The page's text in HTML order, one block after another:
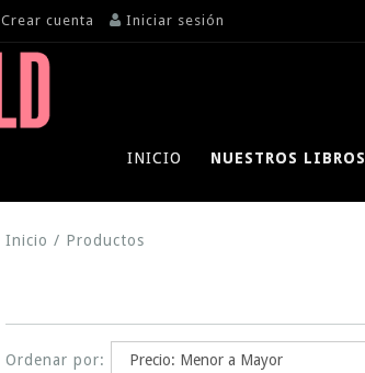
Crear cuenta Iniciar sesión
INICIO NUESTROS LIBROS
Inicio / Productos
Ordenar por: